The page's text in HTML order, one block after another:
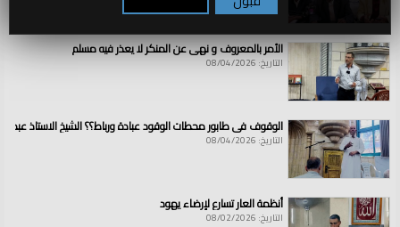
الأمر بالمعروف و نهي عن المنكر لا يعذر فيه مسلم
التاريخ: 08/04/2026
الوقوف في طابور محطات الوقود عبادة ورباط؟؟ الشيخ الاستاذ عبد
التاريخ: 08/04/2026
أنظمة العار تسارع لإرضاء يهود
التاريخ: 08/02/2026